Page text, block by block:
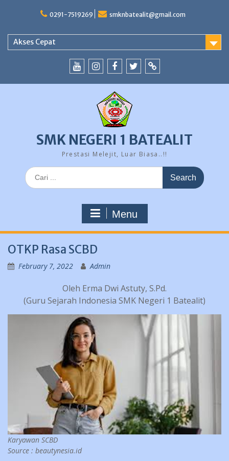
0291-7519269 smknbatealit@gmail.com
Akses Cepat
SMK NEGERI 1 BATEALIT
Prestasi Melejit, Luar Biasa..!!
Search
for:
Menu
OTKP Rasa SCBD
February 7, 2022 Admin
Oleh Erma Dwi Astuty, S.Pd.
(Guru Sejarah Indonesia SMK Negeri 1 Batealit)
Karyawan SCBD
Source : beautynesia.id